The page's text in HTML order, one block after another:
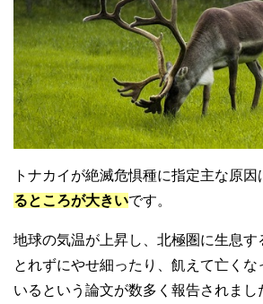
トナカイが絶滅危惧種に指定主な原因
るところが大きいです。
地球の気温が上昇し、北極圏に生息す
とれずにやせ細ったり、飢えて亡くな
いるという論文が数多く報告されまし